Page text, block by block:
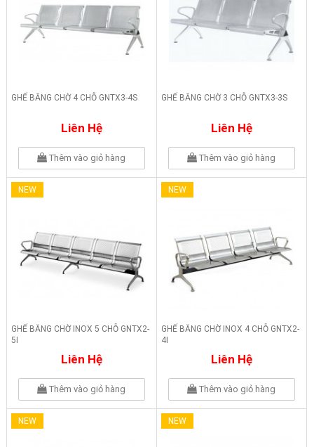
GHẾ BĂNG CHỜ 4 CHỖ GNTX3-4S
Liên Hệ
Thêm vào giỏ hàng
GHẾ BĂNG CHỜ 3 CHỖ GNTX3-3S
Liên Hệ
Thêm vào giỏ hàng
NEW
GHẾ BĂNG CHỜ INOX 5 CHỖ GNTX2-
5I
Liên Hệ
Thêm vào giỏ hàng
NEW
GHẾ BĂNG CHỜ INOX 4 CHỖ GNTX2-
4I
Liên Hệ
Thêm vào giỏ hàng
NEW NEW